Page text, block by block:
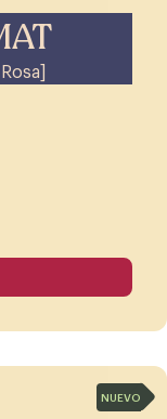
NUEVO